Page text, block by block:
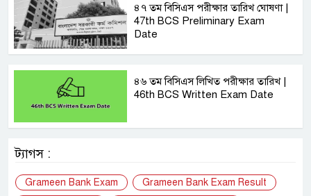
৪৭ তম বিসিএস পরীক্ষার তারিখ ঘোষণা |
47th BCS Preliminary Exam
Date
৪৬ তম বিসিএস লিখিত পরীক্ষার তারিখ |
46th BCS Written Exam Date
ট্যাগস :
Grameen Bank Exam
Grameen Bank Exam Result